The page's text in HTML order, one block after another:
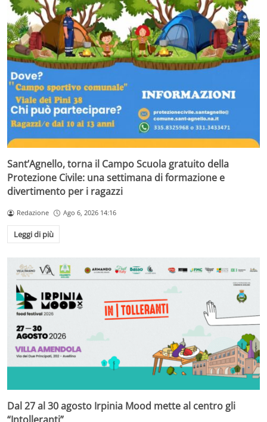
Sant’Agnello, torna il Campo Scuola gratuito della
Protezione Civile: una settimana di formazione e
divertimento per i ragazzi
Redazione Ago 6, 2026 14:16
Leggi di più
Dal 27 al 30 agosto Irpinia Mood mette al centro gli